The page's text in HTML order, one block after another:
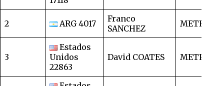
2 ARG 4017
Franco
SANCHEZ
METRO
3
Estados
Unidos
22863
David COATES METRO